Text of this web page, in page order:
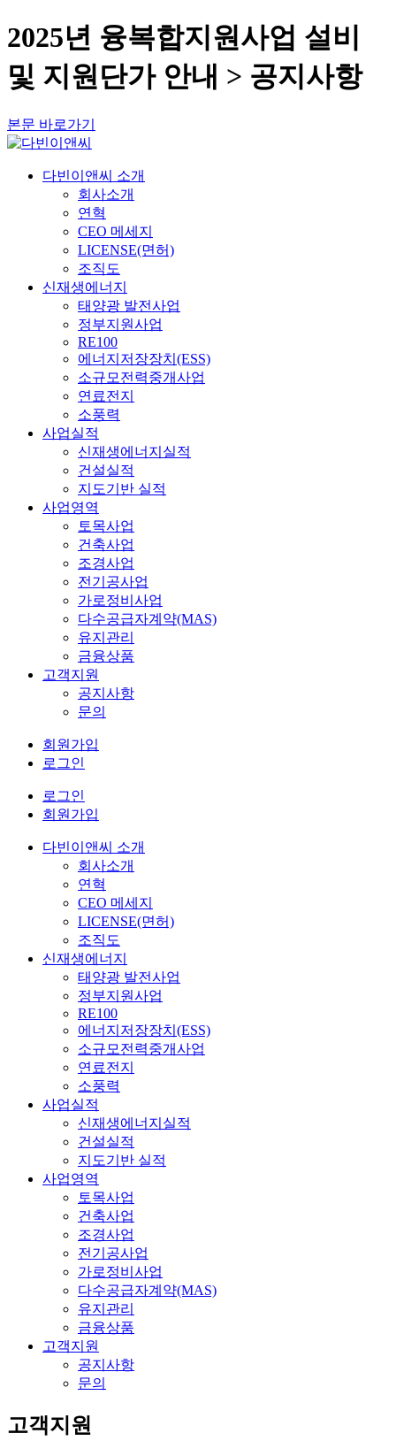
2025년 융복합지원사업 설비
및 지원단가 안내 > 공지사항
본문 바로가기
다빈이앤씨 소개
회사소개
연혁
CEO 메세지
LICENSE(면허)
조직도
신재생에너지
태양광 발전사업
정부지원사업
RE100
에너지저장장치(ESS)
소규모전력중개사업
연료전지
소풍력
사업실적
신재생에너지실적
건설실적
지도기반 실적
사업영역
토목사업
건축사업
조경사업
전기공사업
가로정비사업
다수공급자계약(MAS)
유지관리
금융상품
고객지원
공지사항
문의
회원가입
로그인
로그인
회원가입
다빈이앤씨 소개
회사소개
연혁
CEO 메세지
LICENSE(면허)
조직도
신재생에너지
태양광 발전사업
정부지원사업
RE100
에너지저장장치(ESS)
소규모전력중개사업
연료전지
소풍력
사업실적
신재생에너지실적
건설실적
지도기반 실적
사업영역
토목사업
건축사업
조경사업
전기공사업
가로정비사업
다수공급자계약(MAS)
유지관리
금융상품
고객지원
공지사항
문의
고객지원